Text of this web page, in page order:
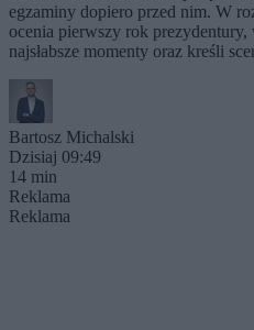
egzaminy dopiero przed nim. W
ocenia pierwszy rok
najsłabsze momenty oraz kreśli
Bartosz Michalski
Dzisiaj 09:49
14 min
Reklama
Reklama